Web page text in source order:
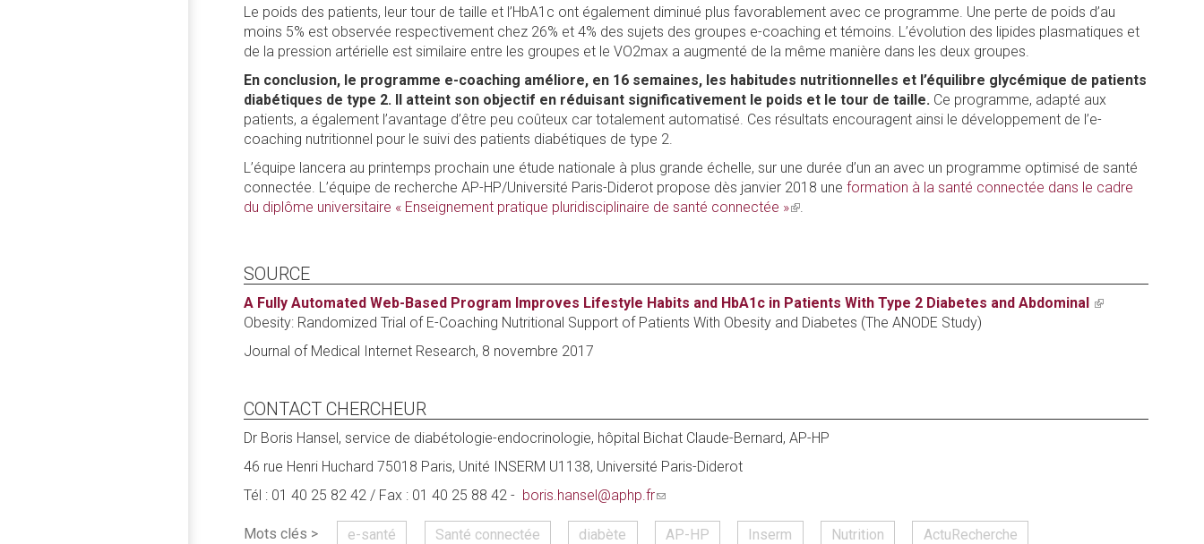
Le poids des patients, leur tour de taille et l’HbA1c ont également diminué plus favorablement avec ce programme. Une perte de poids d’au
moins 5% est observée respectivement chez 26% et 4% des sujets des groupes e-coaching et témoins. L’évolution des lipides plasmatiques et
de la pression artérielle est similaire entre les groupes et le VO2max a augmenté de la même manière dans les deux groupes.
En conclusion, le programme e-coaching améliore, en 16 semaines, les habitudes nutritionnelles et l’équilibre glycémique de patients
diabétiques de type 2. Il atteint son objectif en réduisant significativement le poids et le tour de taille. Ce programme, adapté aux
patients, a également l’avantage d’être peu coûteux car totalement automatisé. Ces résultats encouragent ainsi le développement de l’e-
coaching nutritionnel pour le suivi des patients diabétiques de type 2.
L’équipe lancera au printemps prochain une étude nationale à plus grande échelle, sur une durée d’un an avec un programme optimisé de santé
connectée. L’équipe de recherche AP-HP/Université Paris-Diderot propose dès janvier 2018 une formation à la santé connectée dans le cadre
du diplôme universitaire « Enseignement pratique pluridisciplinaire de santé connectée »(link
SOURCE
A Fully Automated Web-Based Program Improves Lifestyle Habits and HbA1c in Patients With Type 2 Diabetes and Abdominal (link
Obesity: Randomized Trial of E-Coaching Nutritional Support of Patients With Obesity and Diabetes (The ANODE Study)
Journal of Medical Internet Research, 8 novembre 2017
CONTACT CHERCHEUR
Dr Boris Hansel, service de diabétologie-endocrinologie, hôpital Bichat Claude-Bernard, AP-HP
46 rue Henri Huchard 75018 Paris, Unité INSERM U1138, Université Paris-Diderot
Tél : 01 40 25 82 42 / Fax : 01 40 25 88 42 - boris.hansel@aphp.fr(link
e-
Mots clés > e-santé Santé connectée diabète AP-HP Inserm Nutrition ActuRecherche